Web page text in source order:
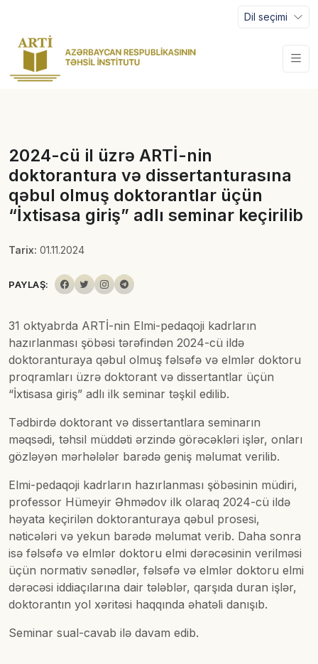
Dil seçimi
2024-cü il üzrə ARTİ-nin
doktorantura və dissertanturasına
qəbul olmuş doktorantlar üçün
“İxtisasa giriş” adlı seminar keçirilib
Tarix: 01.11.2024
PAYLAŞ:
31 oktyabrda ARTİ-nin Elmi-pedaqoji kadrların
hazırlanması şöbəsi tərəfindən 2024-cü ildə
doktoranturaya qəbul olmuş fəlsəfə və elmlər doktoru
proqramları üzrə doktorant və dissertantlar üçün
“İxtisasa giriş” adlı ilk seminar təşkil edilib.
Tədbirdə doktorant və dissertantlara seminarın
məqsədi, təhsil müddəti ərzində görəcəkləri işlər, onları
gözləyən mərhələlər barədə geniş məlumat verilib.
Elmi-pedaqoji kadrların hazırlanması şöbəsinin müdiri,
professor Hümeyir Əhmədov ilk olaraq 2024-cü ildə
həyata keçirilən doktoranturaya qəbul prosesi,
nəticələri və yekun barədə məlumat verib. Daha sonra
isə fəlsəfə və elmlər doktoru elmi dərəcəsinin verilməsi
üçün normativ sənədlər, fəlsəfə və elmlər doktoru elmi
dərəcəsi iddiaçılarına dair tələblər, qarşıda duran işlər,
doktorantın yol xəritəsi haqqında əhatəli danışıb.
Seminar sual-cavab ilə davam edib.